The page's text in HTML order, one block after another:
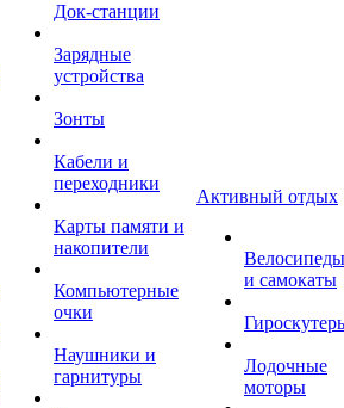
Док-станции
Зарядные
устройства
Зонты
Кабели и
переходники
Карты памяти и
накопители
Компьютерные
очки
Наушники и
гарнитуры
Активный отдых
Велосипеды
и самокаты
Лодочные
моторы